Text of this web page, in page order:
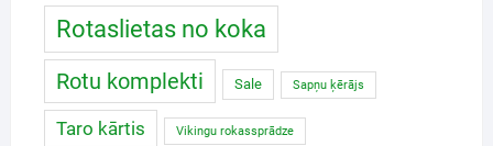
Rotaslietas no koka
Rotu komplekti Sale Sapņu ķērājs
Taro kārtis Vikingu rokassprādze